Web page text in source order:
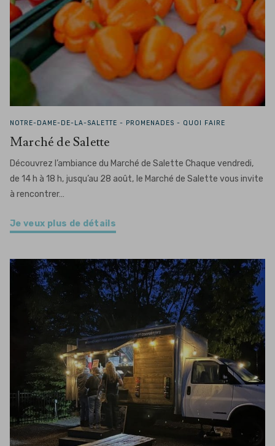
NOTRE-DAME-DE-LA-SALETTE - PROMENADES - QUOI FAIRE
Marché de Salette
Découvrez l’ambiance du Marché de Salette Chaque vendredi,
de 14 h à 18 h, jusqu’au 28 août, le Marché de Salette vous invite
à rencontrer…
Je veux plus de détails